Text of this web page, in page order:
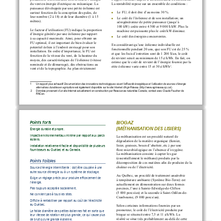
 Un rapport plus exhaustif Documentation des innovations technologiques visant l’efficacité énergétique et l’utilisation de sources d’énergie
alternatives durables en agriculture est également disponible sur le site Internet d’Agri-Réseau (http://www.agrireseau.qc.ca/).
2
Données provenant d’un site Internet actuellement en construction par Ressources naturelles Canada; contact avec Claude Faucher de
RNCan.
du vent en énergie électrique ou mécanique. La
puissance développée par une petite éolienne est
surtout fonction de la conception des pales, de
leur nombre (2 à 18) et de leur diamètre (1 à 15
mètres).
Le facteur d’utilisation (FU) indique la proportion
d’énergie générée par une éolienne par rapport
à sa capacité maximale. Ainsi, pour obtenir un
FU optimal, il est important de bien évaluer le
potentiel éolien à l’endroit envisagé pour son
installation. En ordre d’importance, le FU est
fonction de la vitesse du vent, de la hauteur du
moyeu, des caractéristiques de l’éolienne (vitesse
nominale et de démarrage), des obstructions au
vent et de la topographie. Au plan strictement
La rentabilité repose sur un ensemble de conditions :
Le FU; il doit être d’au moins 30 %.
Le coût de l’éolienne et de son installation; un
aérogénérateur de petite puissance (jusqu’à
100 kW) coûte entre 4 500 et 9 000 $/kW. Plus la
machine est puissante plus le coût/kW diminue.
Le coût des énergies concurrentes.
En considérant qu’une éolienne individuelle est
fonctionnelle pendant 20 ans, que son FU est de 25 %
et que les frais d’entretien sont de 1 200 $/an, le coût
de revient serait au minimum de 15 ¢/kWh. En fait, on
estime que le coût de revient de l’énergie fournie par la
etite éolienne varie entre 15 et 30 ¢/kWh 2.



Points forts
Énergie durable et propre.
Impacts environnementaux minime par rapport aux parcs
éoliens.
Installation relativement facile et disponibilité de plusieurs
fournisseurs au Québec et au Canada.
Points faibles
Source d’énergie intermittente : doit être couplée à une
autre source d’énergie ou à un système de stockage.
Exige un réglage précis pour produire efficacement de
l’énergie.
Pas toujours acceptée socialement.
Ne convient pas à tous les sites.
Difficile à rentabiliser par rapport au coût de l’électricité
au Québec.
Le faible diamètre des petites éoliennes fait en sorte que
leur vitesse de rotation est plus grande, ce qui cause plus
de bruit qu’une grande éolienne.
BIOGaZ
(MÉTHaNIsaTION DEs LIsIERs)
La méthanisation est un procédé naturel de
dégradation de la matière organique (fumier,
lisier, graisses, boues d’abattoir, etc.) par une
flore microbiologique en l’absence d’oxygène.
La méthanisation consiste à capter les gaz
(essentiellement le méthane) produits par la
décomposition de ces matières afin de produire de la
chaleur ou de l’électricité.
Au Québec, un procédé de traitement anaérobie
à température ambiante (Système Bio-Terre) est
actuellement en démonstration sur deux fermes
porcines, l’une à Sainte-Edwidge-de-Clifton
(5 000 porcs/an) et la seconde à Saint-Odilon-de-
Cranbourne, (9 000 porcs/an).
Selon certaines informations fournies par un
promoteur, le coût de l’électricité produite par
biogaz se situerait entre 7,5 et 11 ¢/kWh. La
réalité se situe très probablement au-delà de cette